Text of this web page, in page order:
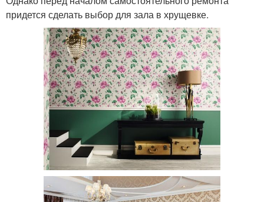
придется сделать выбор для зала в хрущевке.